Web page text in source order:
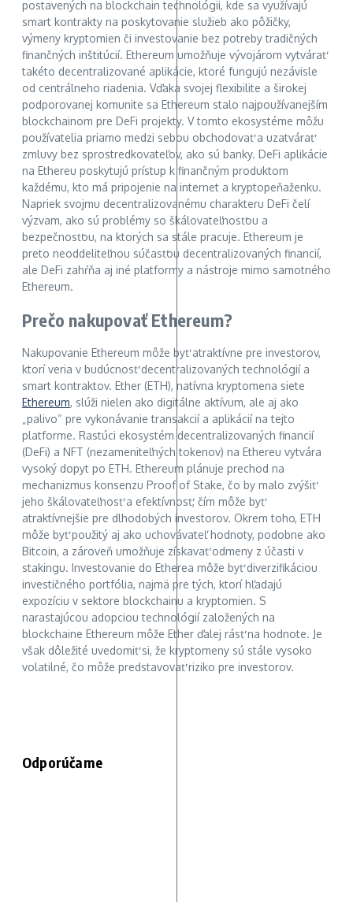
postavených na blockchain technológii, kde sa využívajú
smart kontrakty na poskytovanie služieb ako pôžičky,
výmeny kryptomien či investovanie bez potreby tradičných
finančných inštitúcií. Ethereum umožňuje vývojárom vytvárať
takéto decentralizované aplikácie, ktoré fungujú nezávisle
od centrálneho riadenia. Vďaka svojej flexibilite a širokej
podporovanej komunite sa Ethereum stalo najpoužívanejším
blockchainom pre DeFi projekty. V tomto ekosystéme môžu
používatelia priamo medzi sebou obchodovať a uzatvárať
zmluvy bez sprostredkovateľov, ako sú banky. DeFi aplikácie
na Ethereu poskytujú prístup k finančným produktom
každému, kto má pripojenie na internet a kryptopeňaženku.
Napriek svojmu decentralizovanému charakteru DeFi čelí
výzvam, ako sú problémy so škálovateľnosťou a
bezpečnosťou, na ktorých sa stále pracuje. Ethereum je
preto neoddeliteľnou súčasťou decentralizovaných financií,
ale DeFi zahŕňa aj iné platformy a nástroje mimo samotného
Ethereum.
Prečo nakupovať Ethereum?
Nakupovanie Ethereum môže byť atraktívne pre investorov,
ktorí veria v budúcnosť decentralizovaných technológií a
smart kontraktov. Ether (ETH), natívna kryptomena siete
Ethereum, slúži nielen ako digitálne aktívum, ale aj ako
„palivo“ pre vykonávanie transakcií a aplikácií na tejto
platforme. Rastúci ekosystém decentralizovaných financií
(DeFi) a NFT (nezameniteľných tokenov) na Ethereu vytvára
vysoký dopyt po ETH. Ethereum plánuje prechod na
mechanizmus konsenzu Proof of Stake, čo by malo zvýšiť
jeho škálovateľnosť a efektívnosť, čím môže byť
atraktívnejšie pre dlhodobých investorov. Okrem toho, ETH
môže byť použitý aj ako uchovávateľ hodnoty, podobne ako
Bitcoin, a zároveň umožňuje získavať odmeny z účasti v
stakingu. Investovanie do Etherea môže byť diverzifikáciou
investičného portfólia, najmä pre tých, ktorí hľadajú
expozíciu v sektore blockchainu a kryptomien. S
narastajúcou adopciou technológií založených na
blockchaine Ethereum môže Ether ďalej rásť na hodnote. Je
však dôležité uvedomiť si, že kryptomeny sú stále vysoko
volatilné, čo môže predstavovať riziko pre investorov.
Odporúčame